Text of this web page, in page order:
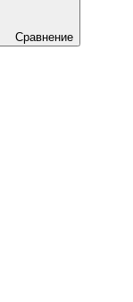
Сравнение